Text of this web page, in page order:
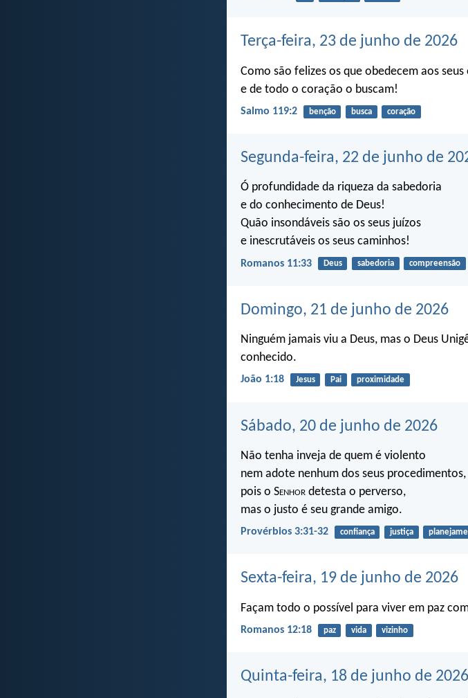
Terça-feira, 23 de junho de 2026
Como são felizes os que obedecem aos
e de todo o coração o buscam!
Salmo 119:2 benção busca coração
Segunda-feira, 22 de junho de
Ó profundidade da riqueza da sabedoria
e do conhecimento de Deus!
Quão insondáveis são os seus juízos
e inescrutáveis os seus caminhos!
Romanos 11:33 Deus sabedoria compreensão
Domingo, 21 de junho de 2026
Ninguém jamais viu a Deus, mas o Deus
conhecido.
João 1:18 Jesus Pai proximidade
Sábado, 20 de junho de 2026
Não tenha inveja de quem é violento
nem adote nenhum dos seus procedimentos,
pois o Senhor detesta o perverso,
mas o justo é seu grande amigo.
Provérbios 3:31-32 confiança justiça
Sexta-feira, 19 de junho de 2026
Façam todo o possível para viver em paz
Romanos 12:18 paz vida vizinho
Quinta-feira, 18 de junho de 2026